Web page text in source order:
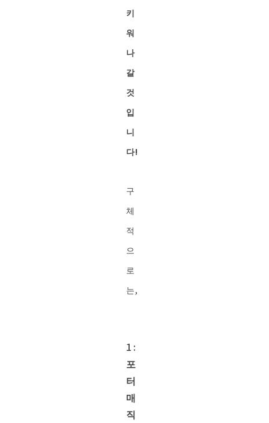
키
워
나
갈
것
입
니
다!
구
체
적
으
로
는,
1:
포
터
매
직